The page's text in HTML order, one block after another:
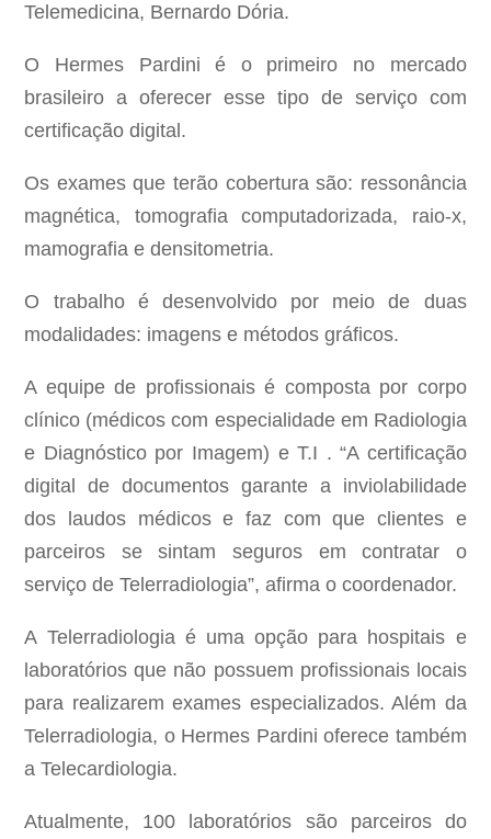
Telemedicina, Bernardo Dória.
O Hermes Pardini é o primeiro no mercado
brasileiro a oferecer esse tipo de serviço com
certificação digital.
Os exames que terão cobertura são: ressonância
magnética, tomografia computadorizada, raio-x,
mamografia e densitometria.
O trabalho é desenvolvido por meio de duas
modalidades: imagens e métodos gráficos.
A equipe de profissionais é composta por corpo
clínico (médicos com especialidade em Radiologia
e Diagnóstico por Imagem) e T.I . “A certificação
digital de documentos garante a inviolabilidade
dos laudos médicos e faz com que clientes e
parceiros se sintam seguros em contratar o
serviço de Telerradiologia”, afirma o coordenador.
A Telerradiologia é uma opção para hospitais e
laboratórios que não possuem profissionais locais
para realizarem exames especializados. Além da
Telerradiologia, o Hermes Pardini oferece também
a Telecardiologia.
Atualmente, 100 laboratórios são parceiros do